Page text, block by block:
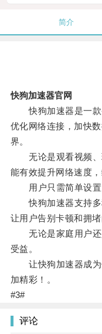
简介
快狗加速器官网
快狗加速器是一款
优化网络连接，加快
界。
无论是观看视频、
能有效提升网络速度，
用户只需简单设置
快狗加速器支持多
让用户告别卡顿和拥堵
无论是家庭用户还
受益。
让快狗加速器成为
加精彩！。
#3#
评论